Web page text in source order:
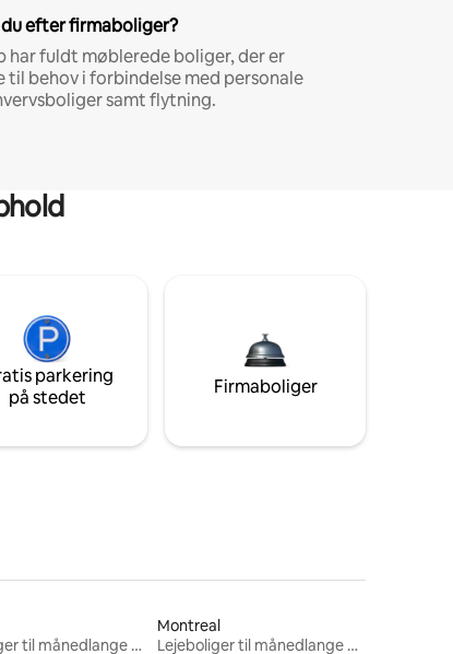
du efter firmaboliger?
har fuldt møblerede boliger, der er
til behov i forbindelse med personale
samt flytning.
parkering
på stedet
Firmaboliger
Lejeboliger til månedlange ophold
Montreal
Lejeboliger til månedlange ophold